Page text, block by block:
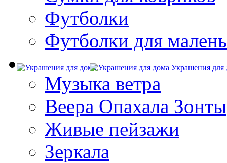
Футболки
Футболки для
Украшения для
Музыка ветра
Веера Опахала Зонты
Живые пейзажи
Зеркала